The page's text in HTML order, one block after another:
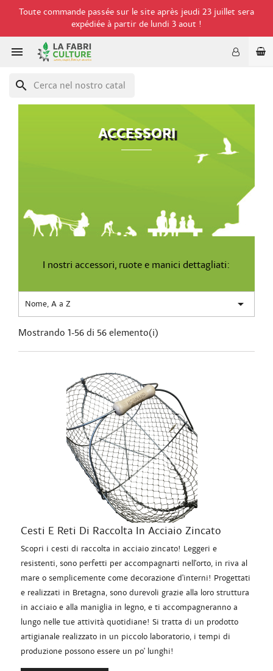
Toute commande passée sur le site après jeudi 23 juillet sera
expédiée à partir de lundi 3 aout !

search
ACCESSORI
I nostri accessori, ruote e manici dettagliati:
Nome, A a Z 
Mostrando 1-56 di 56 elemento(i)
Cesti E Reti Di Raccolta In Acciaio Zincato
Scopri i cesti di raccolta in acciaio zincato! Leggeri e
resistenti, sono perfetti per accompagnarti nell'orto, in riva al
mare o semplicemente come decorazione d'interni! Progettati
e realizzati in Bretagna, sono durevoli grazie alla loro struttura
in acciaio e alla maniglia in legno, e ti accompagneranno a
lungo nelle tue attività quotidiane! Si tratta di un prodotto
artigianale realizzato in un piccolo laboratorio, i tempi di
produzione possono essere un po' lunghi!